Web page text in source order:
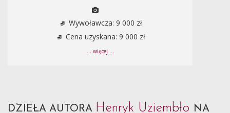
Wywoławcza: 9 000 zł
Cena uzyskana: 9 000 zł
... więcej ...
DZIEŁA AUTORA Henryk Uziembło NA